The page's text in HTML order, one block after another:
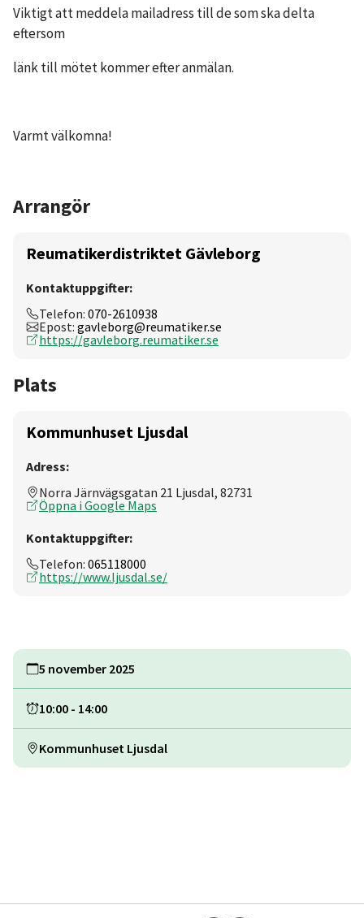
Viktigt att meddela mailadress till de som ska delta
eftersom
länk till mötet kommer efter anmälan.
Varmt välkomna!
Arrangör
Reumatikerdistriktet Gävleborg
Kontaktuppgifter:
Telefon: 070-2610938
Epost: gavleborg@reumatiker.se
https://gavleborg.reumatiker.se
Plats
Kommunhuset Ljusdal
Adress:
Norra Järnvägsgatan 21 Ljusdal, 82731
Öppna i Google Maps
Kontaktuppgifter:
Telefon: 065118000
https://www.ljusdal.se/
5 november 2025
10:00 - 14:00
Kommunhuset Ljusdal